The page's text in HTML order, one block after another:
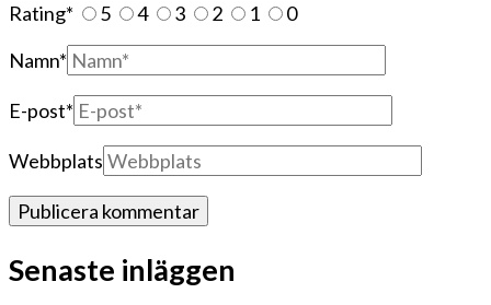
Rating* 5 4 3 2 1
0
Namn*
E-post*
Webbplats
Senaste inläggen